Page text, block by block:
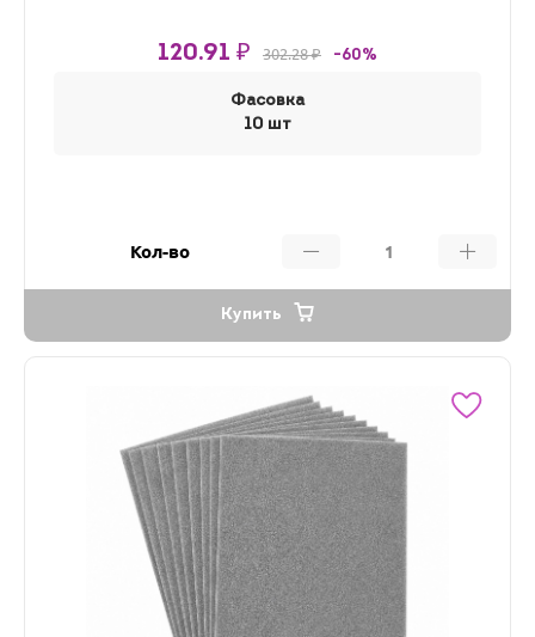
120.91 ₽ 302.28 ₽ -60%
Фасовка
10 шт
Кол-во
Купить